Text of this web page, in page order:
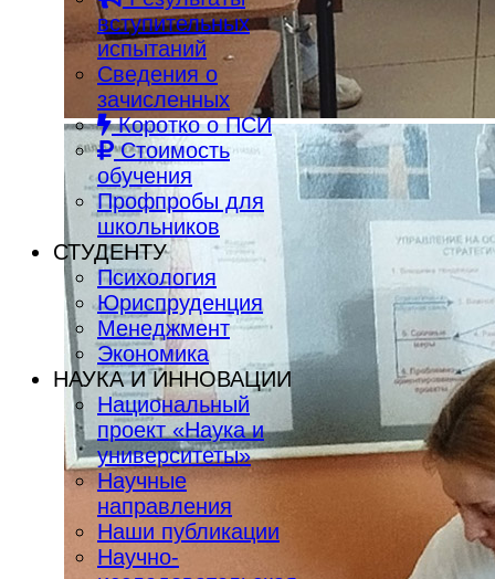
вступительных
испытаний
Сведения о
зачисленных
Коротко о ПСИ
Стоимость
обучения
Профпробы для
школьников
СТУДЕНТУ
Психология
Юриспруденция
Менеджмент
Экономика
НАУКА И ИННОВАЦИИ
Национальный
проект «Наука и
университеты»
Научные
направления
Наши публикации
Научно-